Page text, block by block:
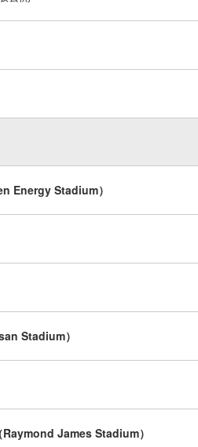
Energy Stadium）
Stadium）
James Stadium）